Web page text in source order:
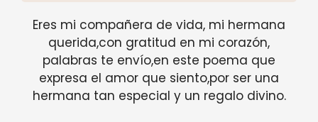
Eres mi compañera de vida, mi hermana
querida,con gratitud en mi corazón,
palabras te envío,en este poema que
expresa el amor que siento,por ser una
hermana tan especial y un regalo divino.